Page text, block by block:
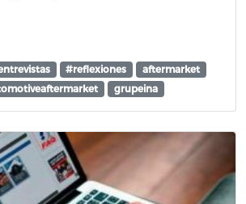
#reflexiones
aftermarket
grupeina